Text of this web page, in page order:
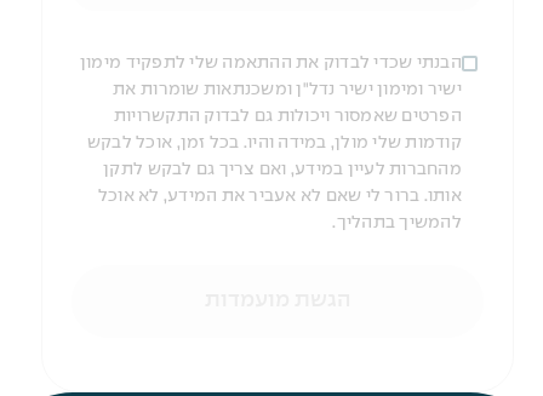
הבנתי שכדי לבדוק את ההתאמה שלי לתפקיד מימון
ישיר ומימון ישיר נדל"ן ומשכנתאות שומרות את
הפרטים שאמסור ויכולות גם לבדוק התקשרויות
קודמות שלי מולן, במידה והיו. בכל זמן, אוכל לבקש
מהחברות לעיין במידע, ואם צריך גם לבקש לתקן
אותו. ברור לי שאם לא אעביר את המידע, לא אוכל
להמשיך בתהליך.